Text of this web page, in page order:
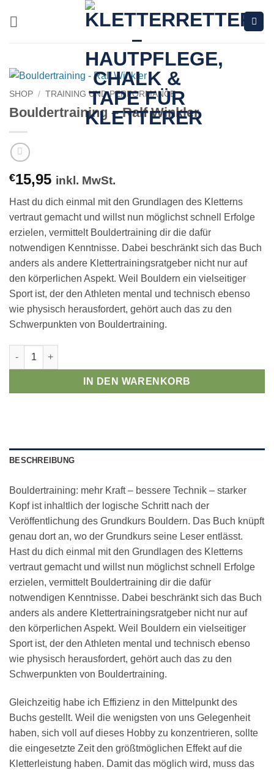
SHOP / TRAINING UND PERFORMANCE
Bouldertraining – Ralf Winkler
€15,95 inkl. MwSt.
Hast du dich einmal mit den Grundlagen des Kletterns
vertraut gemacht und willst nun möglichst schnell Erfolge
erzielen, vermittelt Bouldertraining dir die dafür
notwendigen Kenntnisse. Dabei beschränkt sich das Buch
anders als andere Klettertrainingsratgeber nicht nur auf
den körperlichen Aspekt. Weil Bouldern ein vielseitiger
Sport ist, der den Athleten mental und technisch ebenso
wie physisch herausfordert, gehört auch das zu den
Schwerpunkten von Bouldertraining.
Bouldertraining - Ralf Winkler Menge
IN DEN WARENKORB
BESCHREIBUNG
Bouldertraining: mehr Kraft – bessere Technik – starker
Kopf ist inhaltlich der logische Schritt nach der
Veröffentlichung des Grundkurs Bouldern. Das Buch knüpft
genau dort an, wo der Grundkurs seine Leser entlässt.
Hast du dich einmal mit den Grundlagen des Kletterns
vertraut gemacht und willst nun möglichst schnell Erfolge
erzielen, vermittelt Bouldertraining dir die dafür
notwendigen Kenntnisse. Dabei beschränkt sich das Buch
anders als andere Klettertrainingsratgeber nicht nur auf
den körperlichen Aspekt. Weil Bouldern ein vielseitiger
Sport ist, der den Athleten mental und technisch ebenso
wie physisch herausfordert, gehört auch das zu den
Schwerpunkten von Bouldertraining.
Gleichzeitig habe ich Effizienz in den Mittelpunkt des
Buchs gestellt. Weil die wenigsten von uns Gelegenheit
haben, sich voll auf dieses Hobby zu konzentrieren, sollte
die eingesetzte Zeit den größtmöglichen Effekt auf die
Kletterleistung haben. Damit das möglich wird, muss das